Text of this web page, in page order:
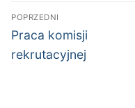
Nawigacja
wpisu
POPRZEDNI
Poprzedni
wpis:
Praca komisji
rekrutacyjnej